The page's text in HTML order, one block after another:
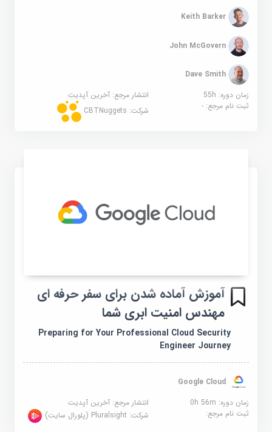
Keith Barker
John McGovern
Dave Smith
زمان دوره: 55h
انتشار مرجع:آخرین آپدیت
ثبت نام مرجع:- شرکت:CBTNuggets
آموزش آماده شدن برای سفر حرفه ای
مهندس امنیت ابری شما
Preparing for Your Professional Cloud Security
Engineer Journey
Google Cloud
زمان دوره: 0h 56m
انتشار مرجع:آخرین آپدیت
ثبت نام مرجع:
شرکت:Pluralsight (پلورال سایت)